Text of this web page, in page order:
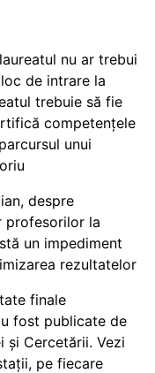
nu ar trebui
de intrare la
trebuie să fie
competențele
unui
despre
profesorilor la
un impediment
rezultatelor
finale
fost publicate de
și Cercetării. Vezi
pe fiecare